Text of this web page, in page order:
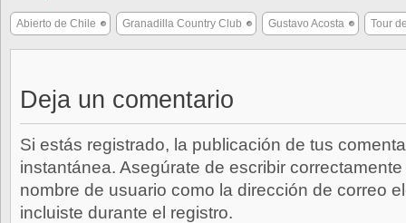
Abierto de Chile Granadilla Country Club Gustavo Acosta Tour
Deja un comentario
Si estás registrado, la publicación de tus
instantánea. Asegúrate de escribir
nombre de usuario como la dirección de correo
incluiste durante el registro.